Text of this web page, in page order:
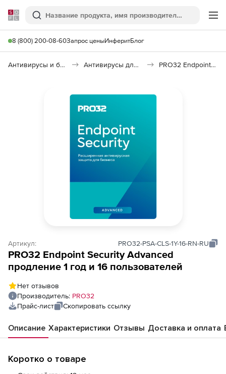
Softline
Поиск
8 (800) 200-08-60Запрос ценыИнферитБлог
Антивирусы и безопасность Антивирусы для организаций PRO32 Endpoint Security Advanced
Артикул: PRO32-PSA-CLS-1Y-16-RN-RU
PRO32 Endpoint Security Advanced
продление 1 год и 16 пользователей
Нет отзывов
Производитель: PRO32
Прайс-лист
Скопировать ссылку
Описание Характеристики Отзывы Доставка и оплата
Коротко о товаре